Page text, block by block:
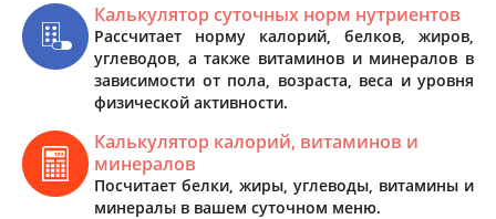
Калькулятор суточных норм нутриентов
Рассчитает норму калорий, белков, жиров,
углеводов, а также витаминов и минералов в
зависимости от пола, возраста, веса и уровня
физической активности.
Калькулятор калорий, витаминов и
минералов
Посчитает белки, жиры, углеводы, витамины и
минералы в вашем суточном меню.